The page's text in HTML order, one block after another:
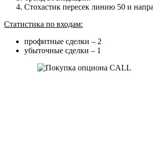
Стохастик пересек линию 50 и
Статистика по входам:
профитные сделки – 2
убыточные сделки – 1